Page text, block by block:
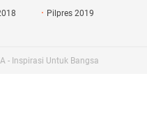
Pilpres 2019
- Inspirasi Untuk Bangsa